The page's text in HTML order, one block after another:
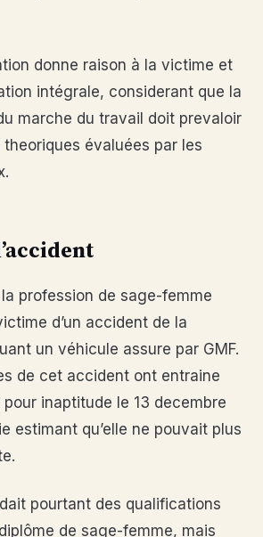
donne raison à la victime et
intégrale, considerant que la
marche du travail doit prevaloir
évaluées par les
profession de sage-femme
d’un accident de la
un véhicule assure par GMF.
de cet accident ont entraine
inaptitude le 13 decembre
estimant qu’elle ne pouvait plus
pourtant des qualifications
de sage-femme, mais